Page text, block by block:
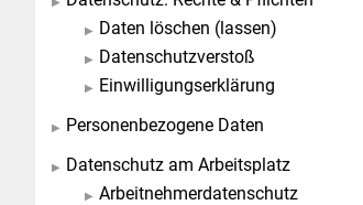
Daten löschen (lassen)
Datenschutzverstoß
Einwilligungserklärung
Personenbezogene Daten
Datenschutz am Arbeitsplatz
Arbeitnehmerdatenschutz